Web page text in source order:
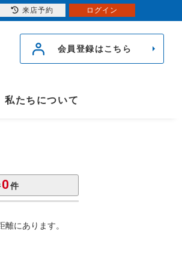
会員登録はこちら
私たちについて
0件
にあります。
来店予約 ログイン